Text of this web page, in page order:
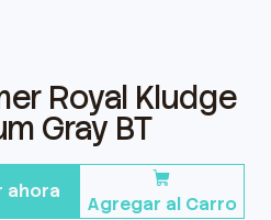
Royal Kludge
Gray BT
Agregar al Carro
ahora